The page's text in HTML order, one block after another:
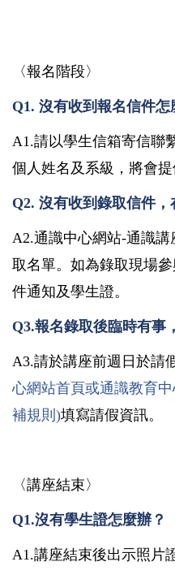
〈報名階段〉
Q1. 沒有收到報名信件怎
A1.請以學生信箱寄信聯
個人姓名及系級，將會提
Q2. 沒有收到錄取信件，
A2.通識中心網站-通識講
取名單。如為錄取現場
件通知及學生證。
Q3.報名錄取後臨時有事
A3.請於講座前週日於請
心網站首頁或通識教育
補規則 )填寫請假資訊。
〈講座結束〉
Q1.沒有學生證怎麼辦？
A1.講座結束後出示照片